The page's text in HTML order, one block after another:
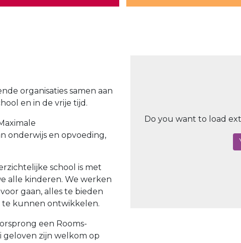
organisaties samen aan
en in de vrije tijd.
onderwijs en opvoeding,
school is met
alle kinderen. We werken
gaan, alles te bieden
te kunnen ontwikkelen.
een Rooms-
geloven zijn welkom op
Do you want to load